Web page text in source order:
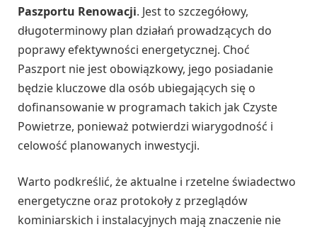
Paszportu Renowacji. Jest to szczegółowy,
długoterminowy plan działań prowadzących do
poprawy efektywności energetycznej. Choć
Paszport nie jest obowiązkowy, jego posiadanie
będzie kluczowe dla osób ubiegających się o
dofinansowanie w programach takich jak Czyste
Powietrze, ponieważ potwierdzi wiarygodność i
celowość planowanych inwestycji.
Warto podkreślić, że aktualne i rzetelne świadectwo
energetyczne oraz protokoły z przeglądów
kominiarskich i instalacyjnych mają znaczenie nie